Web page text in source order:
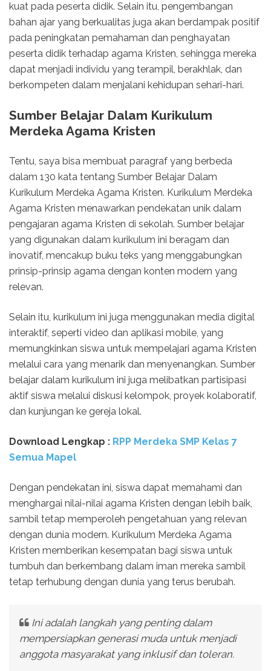
kuat pada peserta didik. Selain itu, pengembangan
bahan ajar yang berkualitas juga akan berdampak positif
pada peningkatan pemahaman dan penghayatan
peserta didik terhadap agama Kristen, sehingga mereka
dapat menjadi individu yang terampil, berakhlak, dan
berkompeten dalam menjalani kehidupan sehari-hari.
Sumber Belajar Dalam Kurikulum
Merdeka Agama Kristen
Tentu, saya bisa membuat paragraf yang berbeda
dalam 130 kata tentang Sumber Belajar Dalam
Kurikulum Merdeka Agama Kristen. Kurikulum Merdeka
Agama Kristen menawarkan pendekatan unik dalam
pengajaran agama Kristen di sekolah. Sumber belajar
yang digunakan dalam kurikulum ini beragam dan
inovatif, mencakup buku teks yang menggabungkan
prinsip-prinsip agama dengan konten modern yang
relevan.
Selain itu, kurikulum ini juga menggunakan media digital
interaktif, seperti video dan aplikasi mobile, yang
memungkinkan siswa untuk mempelajari agama Kristen
melalui cara yang menarik dan menyenangkan. Sumber
belajar dalam kurikulum ini juga melibatkan partisipasi
aktif siswa melalui diskusi kelompok, proyek kolaboratif,
dan kunjungan ke gereja lokal.
Download Lengkap : RPP Merdeka SMP Kelas 7
Semua Mapel
Dengan pendekatan ini, siswa dapat memahami dan
menghargai nilai-nilai agama Kristen dengan lebih baik,
sambil tetap memperoleh pengetahuan yang relevan
dengan dunia modern. Kurikulum Merdeka Agama
Kristen memberikan kesempatan bagi siswa untuk
tumbuh dan berkembang dalam iman mereka sambil
tetap terhubung dengan dunia yang terus berubah.
Ini adalah langkah yang penting dalam
mempersiapkan generasi muda untuk menjadi
anggota masyarakat yang inklusif dan toleran.